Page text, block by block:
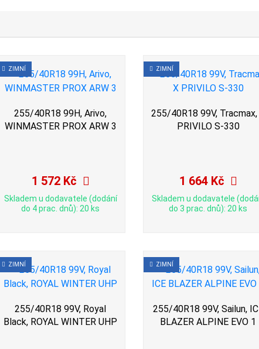
ZIMNÍ
255/40R18 99H, Arivo,
WINMASTER PROX ARW 3
1 572 Kč
Skladem u dodavatele (dodání
do 4 prac. dnů): 20 ks
ZIMNÍ
255/40R18 99V, Tracmax,
PRIVILO S-330
1 664 Kč
Skladem u dodavatele
do 3 prac. dnů): 20 ks
ZIMNÍ
255/40R18 99V, Royal
Black, ROYAL WINTER UHP
ZIMNÍ
255/40R18 99V, Sailun,
BLAZER ALPINE EVO 1